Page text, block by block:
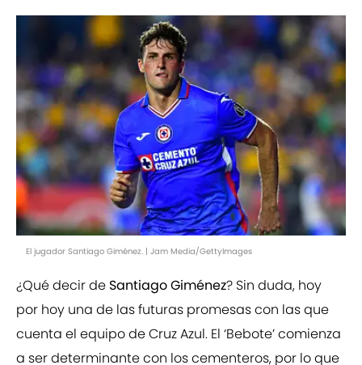
El jugador Santiago Giménez. | Jam Media/GettyImages
¿Qué decir de Santiago Giménez? Sin duda, hoy
por hoy una de las futuras promesas con las que
cuenta el equipo de Cruz Azul. El ‘Bebote’ comienza
a ser determinante con los cementeros, por lo que